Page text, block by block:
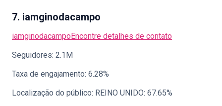
7. iamginodacampo
iamginodacampoEncontre detalhes de contato
Seguidores: 2.1M
Taxa de engajamento: 6.28%
Localização do público: REINO UNIDO: 67.65%